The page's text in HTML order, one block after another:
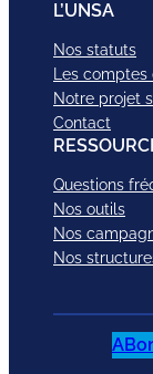
L’UNSA
Nos statuts
Les comptes
Notre projet
Contact
Questions
Nos outils
Nos
Nos